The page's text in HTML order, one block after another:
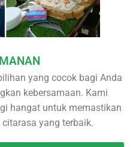
yang cocok bagi Anda
kebersamaan. Kami
hangat untuk memastikan
yang terbaik.